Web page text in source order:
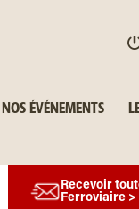
NOS ÉVÉNEMENTS
Recevoir
Ferroviaire >